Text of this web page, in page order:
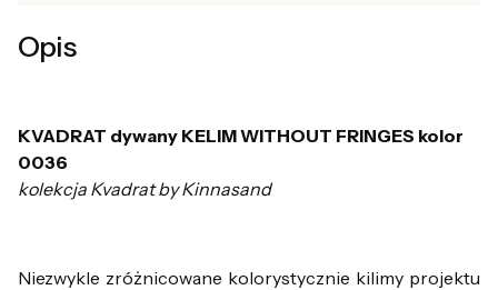
Opis
KVADRAT dywany KELIM WITHOUT FRINGES kolor
0036
kolekcja Kvadrat by Kinnasand
Niezwykle zróżnicowane kolorystycznie kilimy projektu